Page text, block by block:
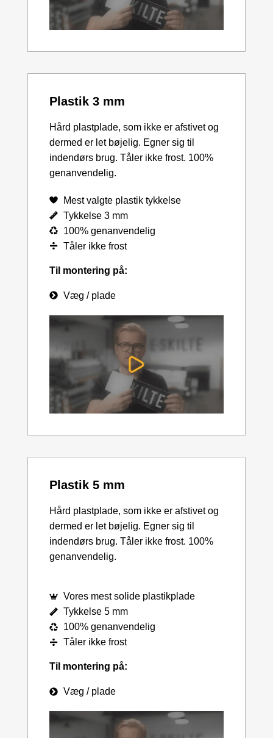
Plastik 3 mm
Hård plastplade, som ikke er afstivet og
dermed er let bøjelig. Egner sig til
indendørs brug. Tåler ikke frost. 100%
genanvendelig.
Mest valgte plastik tykkelse
Tykkelse 3 mm
100% genanvendelig
Tåler ikke frost
Til montering på:
Væg / plade
Plastik 5 mm
Hård plastplade, som ikke er afstivet og
dermed er let bøjelig. Egner sig til
indendørs brug. Tåler ikke frost. 100%
genanvendelig.
Vores mest solide plastikplade
Tykkelse 5 mm
100% genanvendelig
Tåler ikke frost
Til montering på:
Væg / plade